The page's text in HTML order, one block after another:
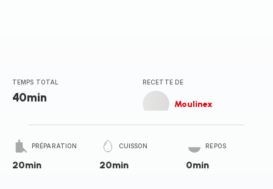
TEMPS TOTAL
40min
RECETTE DE
Moulinex
PRÉPARATION
20min
CUISSON
20min
REPOS
0min